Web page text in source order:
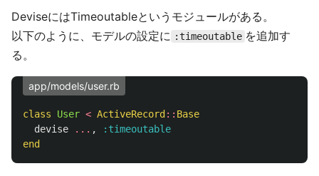
DeviseにはTimeoutableというモジュールがある。
以下のように、モデルの設定に :timeoutable を追加す
る。
app/models/user.rb
class User < ActiveRecord :: Base
devise
... ,
:timeoutable
end